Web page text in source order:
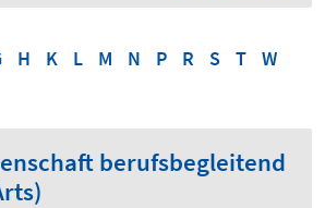
H K L M N P R S T W
berufsbegleitend